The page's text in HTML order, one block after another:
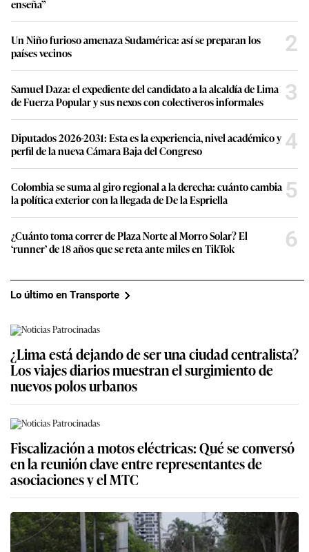
enseña”
Un Niño furioso amenaza Sudamérica: así se preparan los
países vecinos
2
Samuel Daza: el expediente del candidato a la alcaldía de Lima
de Fuerza Popular y sus nexos con colectiveros informales
3
Diputados 2026-2031: Esta es la experiencia, nivel académico y
perfil de la nueva Cámara Baja del Congreso
4
Colombia se suma al giro regional a la derecha: cuánto cambia
la política exterior con la llegada de De la Espriella
5
¿Cuánto toma correr de Plaza Norte al Morro Solar? El
‘runner’ de 18 años que se reta ante miles en TikTok
6
Lo último en Transporte
¿Lima está dejando de ser una ciudad centralista?
Los viajes diarios muestran el surgimiento de
nuevos polos urbanos
Fiscalización a motos eléctricas: Qué se conversó
en la reunión clave entre representantes de
asociaciones y el MTC